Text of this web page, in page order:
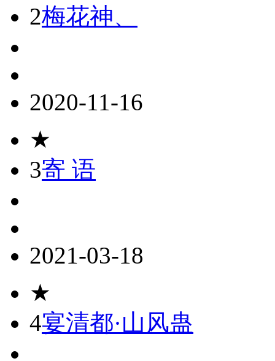
2梅花神、
2020-11-16
★
3寄 语
2021-03-18
★
4宴清都·山风蛊